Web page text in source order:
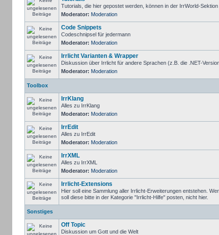
Tutorials, die hier gepostet werden, können in der IrrWorld-
Moderator: Moderation
Code Snippets
Codeschnipsel für jedermann
Moderator: Moderation
Irrlicht Varianten & Wrapper
Diskussion über Irrlicht für andere Sprachen (z.B. die .NET-
Moderator: Moderation
Toolbox
IrrKlang
Alles zu IrrKlang
Moderator: Moderation
IrrEdit
Alles zu IrrEdit
Moderator: Moderation
IrrXML
Alles zu IrrXML
Moderator: Moderation
Irrlicht-Extensions
Hier soll eine Sammlung aller Irrlicht-Erweiterungen entstehen.
soll diese bitte in der Kategorie "Irrlicht-Hilfe" posten, nicht hier.
Sonstiges
Off Topic
Diskussion um Gott und die Welt